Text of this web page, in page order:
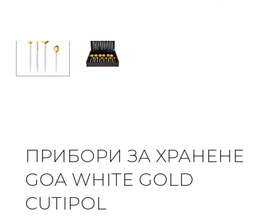
ПРИБОРИ ЗА ХРАНЕНЕ
GOA WHITE GOLD
CUTIPOL